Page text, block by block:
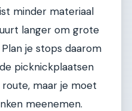
minder materiaal
langer om grote
je stops daarom
picknickplaatsen
maar je moet
meenemen.